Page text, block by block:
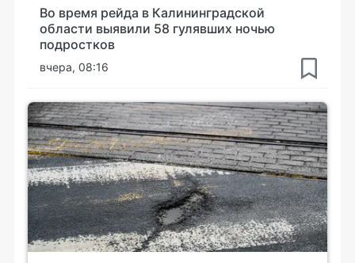
Во время рейда в Калининградской
области выявили 58 гулявших ночью
подростков
вчера, 08:16